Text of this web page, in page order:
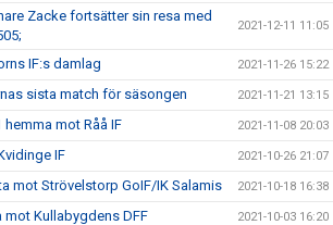
Zacke fortsätter sin resa med
2021-12-11 11:05
IF:s damlag 2021-11-26 15:22
sista match för säsongen 2021-11-21 13:15
mot Råå IF 2021-11-08 20:03
IF 2021-10-26 21:07
mot Strövelstorp GoIF/IK Salamis 2021-10-18 16:38
mot Kullabygdens DFF 2021-10-03 16:20